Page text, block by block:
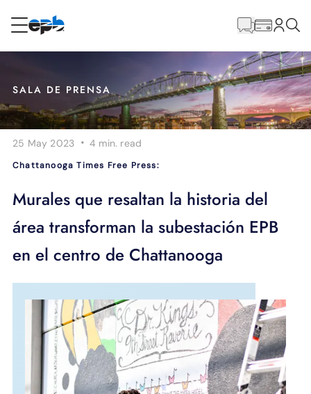
Internet
Energía
Televisión
Teléfono
IDIOMA
principal
SALA DE PRENSA
25 May 2023 · 4 min. read
Chattanooga Times Free Press:
Murales que resaltan la historia del
área transforman la subestación EPB
en el centro de Chattanooga